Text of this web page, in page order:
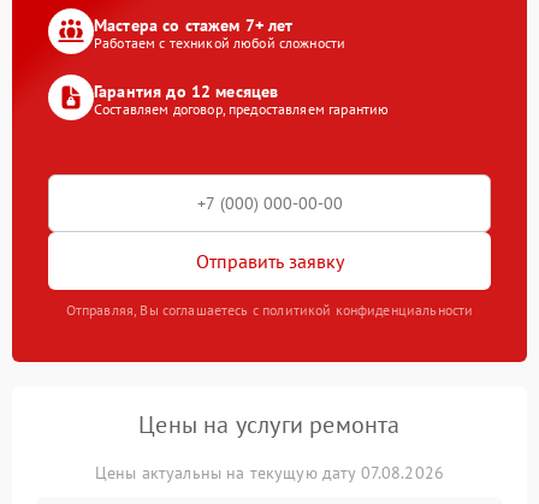
Мастера со стажем 7+ лет
Работаем с техникой любой сложности
Гарантия до 12 месяцев
Составляем договор, предоставляем гарантию
Отправить заявку
Отправляя, Вы соглашаетесь с политикой конфиденциальности
Цены на услуги ремонта
Цены актуальны на текущую дату 07.08.2026